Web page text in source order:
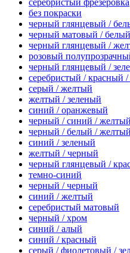
серебристый фрезеровка
без покраски
черный глянцевый /
черный матовый / белый
черный глянцевый /
розовый
черный глянцевый /
серебристый / красный
серый / желтый
желтый / зеленый
синий / оранжевый
черный / синий / желтый
черный / белый / желтый
синий / зеленый
желтый / черный
черный глянцевый /
темно-синий
черный / черный
синий / желтый
серебристый матовый
черный / хром
синий / алый
синий / красный
серый / фиолетовый /